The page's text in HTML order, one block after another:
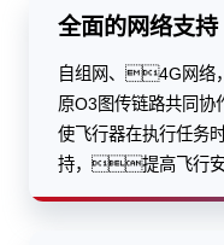
全面的网络支持
自组网、4G网
原O3图传链路共同
使飞行器在执行任务
持，提高飞行